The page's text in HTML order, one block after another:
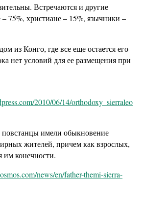
Встречаются и другие
75%, христиане – 15%, язычники –
из Конго, где все еще остается его
нет условий для ее размещения при
2010/06/14/orthodoxy_sierraleo
имели обыкновение
жителей, причем как взрослых,
им конечности.
news/en/father-themi-sierra-